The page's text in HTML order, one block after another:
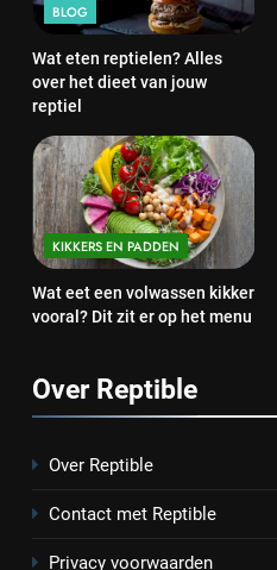
BLOG
Wat eten reptielen? Alles
over het dieet van jouw
reptiel
KIKKERS EN PADDEN
Wat eet een volwassen kikker
vooral? Dit zit er op het menu
Over Reptible
Over Reptible
Contact met Reptible
Privacy voorwaarden